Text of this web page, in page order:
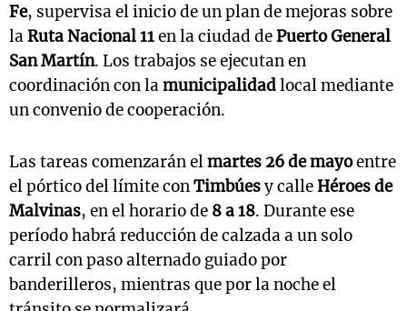
Fe, supervisa el inicio de un plan de mejoras sobre
laRuta Nacional 11en la ciudad dePuerto General
San Martín. Los trabajos se ejecutan en
coordinación con lamunicipalidadlocal mediante
un convenio de cooperación.
Las tareas comenzarán elmartes 26 de mayoentre
el pórtico del límite conTimbúesy calleHéroes de
Malvinas, en el horario de 8 a 18. Durante ese
período habrá reducción de calzada a un solo
carril con paso alternado guiado por
banderilleros, mientras que por la noche el